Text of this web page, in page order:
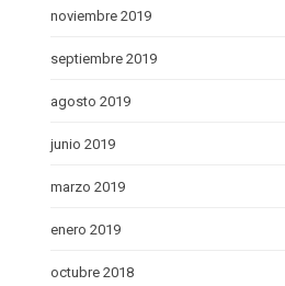
noviembre 2019
septiembre 2019
agosto 2019
junio 2019
marzo 2019
enero 2019
octubre 2018